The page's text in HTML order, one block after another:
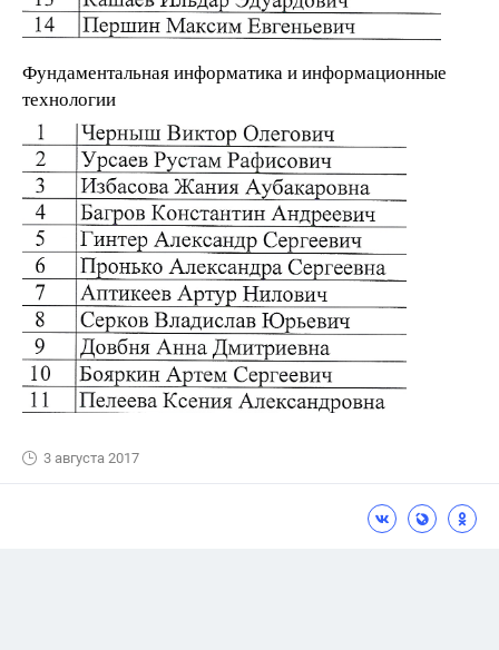
Фундаментальная информатика и информационные
технологии
3 августа 2017